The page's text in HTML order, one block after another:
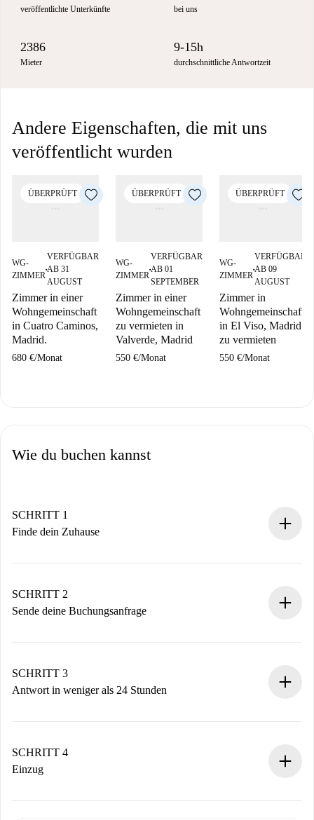
veröffentlichte Unterkünfte bei uns
2386
Mieter
9-15h
durchschnittliche Antwortzeit
Andere Eigenschaften, die mit uns
veröffentlicht wurden
ÜBERPRÜFT
WG-
ZIMMER
■
VERFÜGBAR
AB 31
AUGUST
Zimmer in einer
Wohngemeinschaft
in Cuatro Caminos,
Madrid.
680 €/Monat
ÜBERPRÜFT
WG-
ZIMMER
■
VERFÜGBAR
AB 01
SEPTEMBER
Zimmer in einer
Wohngemeinschaft
zu vermieten in
Valverde, Madrid
550 €/Monat
ÜBERPRÜFT
WG-
ZIMMER
■
VERFÜGBAR
AB 09
AUGUST
Zimmer in
Wohngemeinschaft
in El Viso, Madrid
zu vermieten
550 €/Monat
Wie du buchen kannst
SCHRITT 1
Finde dein Zuhause
Du erhältst alle notwendigen Informationen im Voraus.
SCHRITT 2
Sende deine Buchungsanfrage
Denk daran, dass wir dich erst belasten, wenn der
Vermieter zustimmt.
SCHRITT 3
Antwort in weniger als 24 Stunden
stellen den Kontakt her.
Wenn der Vermieter ablehnen muss, entstehen keine
SCHRITT 4
Einzug